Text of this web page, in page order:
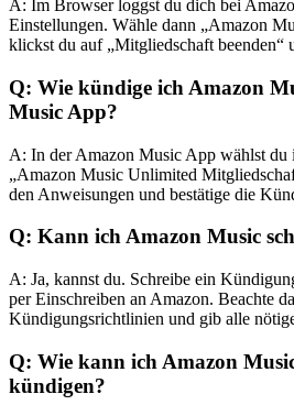
A: Im Browser loggst du dich bei
Einstellungen. Wähle dann „Amazon
klickst du auf „Mitgliedschaft beenden“
Q: Wie kündige ich Amazon
Music App?
A: In der Amazon Music App wählst du
„Amazon Music Unlimited
den Anweisungen und bestätige die
Q: Kann ich Amazon Music
A: Ja, kannst du. Schreibe ein
per Einschreiben an Amazon. Beachte
Kündigungsrichtlinien und gib alle
Q: Wie kann ich Amazon
kündigen?